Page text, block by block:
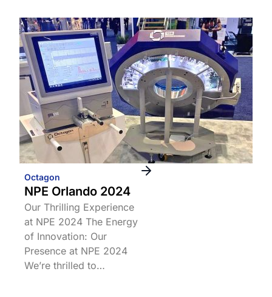
Octagon
NPE Orlando 2024
Our Thrilling Experience
at NPE 2024 The Energy
of Innovation: Our
Presence at NPE 2024
We’re thrilled to…